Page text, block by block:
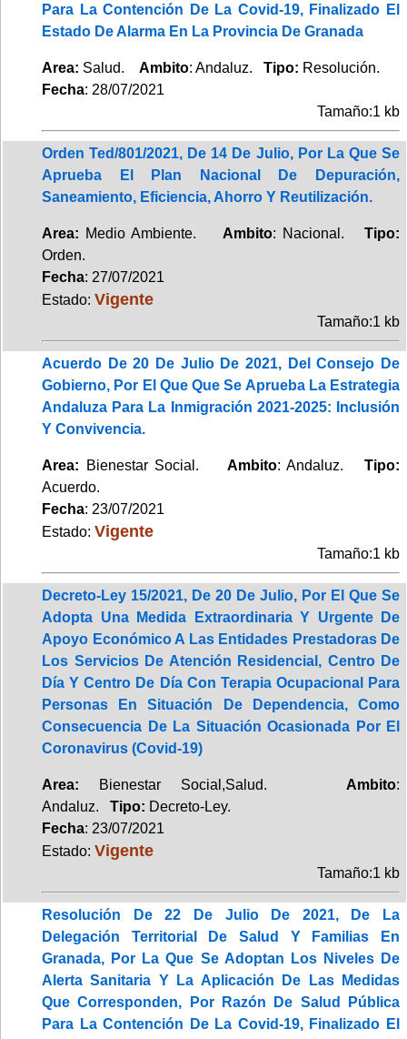
Para La Contención De La Covid-19, Finalizado El
Estado De Alarma En La Provincia De Granada
Area: Salud. Ambito: Andaluz. Tipo: Resolución.
Fecha: 28/07/2021
Tamaño:1 kb
Orden Ted/801/2021, De 14 De Julio, Por La Que Se
Aprueba El Plan Nacional De Depuración,
Saneamiento, Eficiencia, Ahorro Y Reutilización.
Area: Medio Ambiente. Ambito: Nacional.Tipo:
Orden.
Fecha: 27/07/2021
Estado: Vigente
Tamaño:1 kb
Acuerdo De 20 De Julio De 2021, Del Consejo De
Gobierno, Por El Que Que Se Aprueba La Estrategia
Andaluza Para La Inmigración 2021-2025: Inclusión
Y Convivencia.
Area: Bienestar Social. Ambito: Andaluz.Tipo:
Acuerdo.
Fecha: 23/07/2021
Estado: Vigente
Tamaño:1 kb
Decreto-Ley 15/2021, De 20 De Julio, Por El Que Se
Adopta Una Medida Extraordinaria Y Urgente De
Apoyo Económico A Las Entidades Prestadoras De
Los Servicios De Atención Residencial, Centro De
Día Y Centro De Día Con Terapia Ocupacional Para
Personas En Situación De Dependencia, Como
Consecuencia De La Situación Ocasionada Por El
Coronavirus (Covid-19)
Area: Bienestar Social,Salud. Ambito:
Andaluz. Tipo: Decreto-Ley.
Fecha: 23/07/2021
Estado: Vigente
Tamaño:1 kb
Resolución De 22 De Julio De 2021, De La
Delegación Territorial De Salud Y Familias En
Granada, Por La Que Se Adoptan Los Niveles De
Alerta Sanitaria Y La Aplicación De Las Medidas
Que Corresponden, Por Razón De Salud Pública
Para La Contención De La Covid-19, Finalizado El